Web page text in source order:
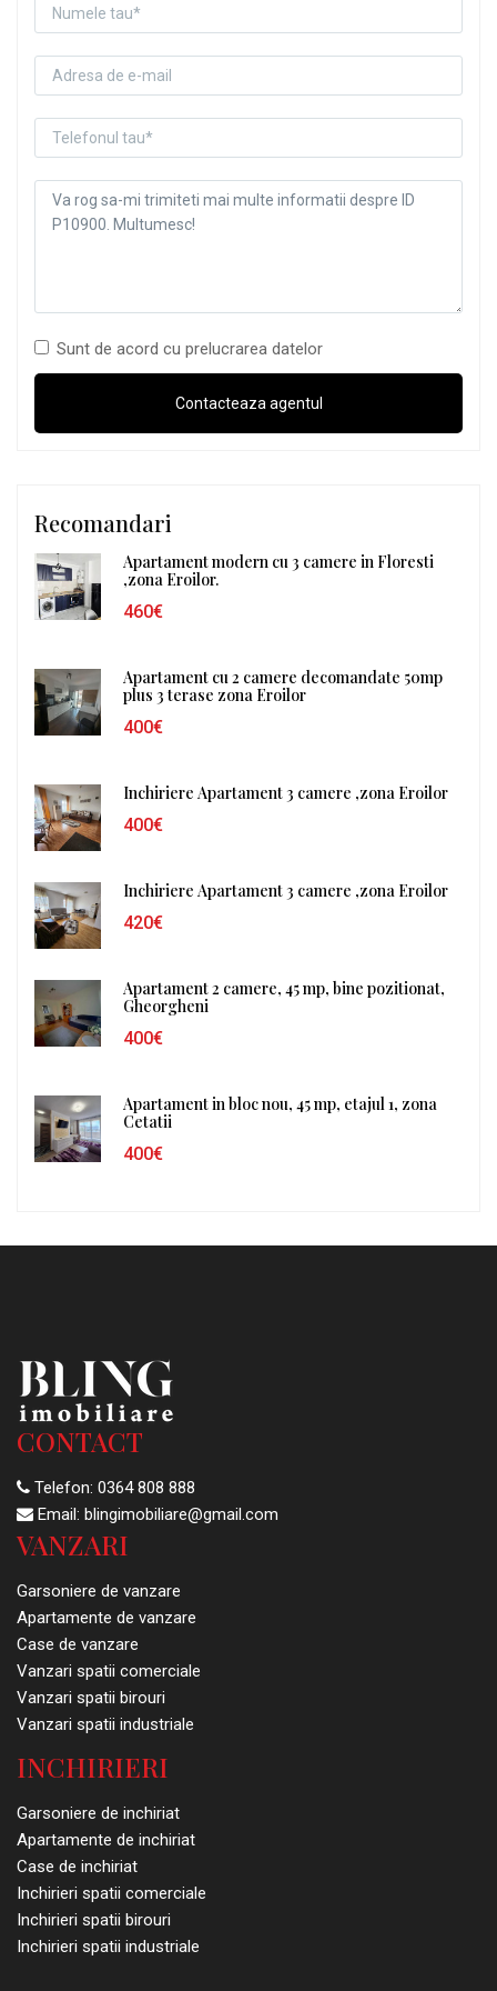
Sunt de acord cu prelucrarea datelor
Recomandari
Apartament modern cu 3 camere in Floresti
,zona Eroilor.
460€
Apartament cu 2 camere decomandate 50mp
plus 3 terase zona Eroilor
400€
Inchiriere Apartament 3 camere ,zona Eroilor
400€
Inchiriere Apartament 3 camere ,zona Eroilor
420€
Apartament 2 camere, 45 mp, bine pozitionat,
Gheorgheni
400€
Apartament in bloc nou, 45 mp, etajul 1, zona
Cetatii
400€
CONTACT
Telefon: 0364 808 888
Email: blingimobiliare@gmail.com
VANZARI
Garsoniere de vanzare
Apartamente de vanzare
Case de vanzare
Vanzari spatii comerciale
Vanzari spatii birouri
Vanzari spatii industriale
INCHIRIERI
Garsoniere de inchiriat
Apartamente de inchiriat
Case de inchiriat
Inchirieri spatii comerciale
Inchirieri spatii birouri
Inchirieri spatii industriale